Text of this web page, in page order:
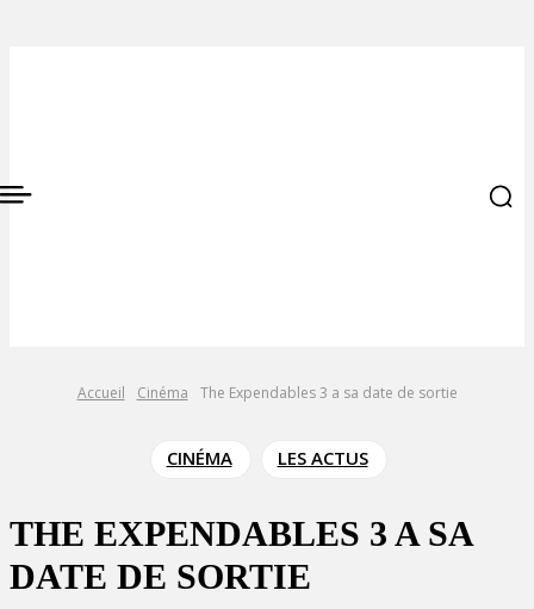
Accueil Cinéma The Expendables 3 a sa date de sortie
CINÉMA LES ACTUS
THE EXPENDABLES 3 A SA
DATE DE SORTIE